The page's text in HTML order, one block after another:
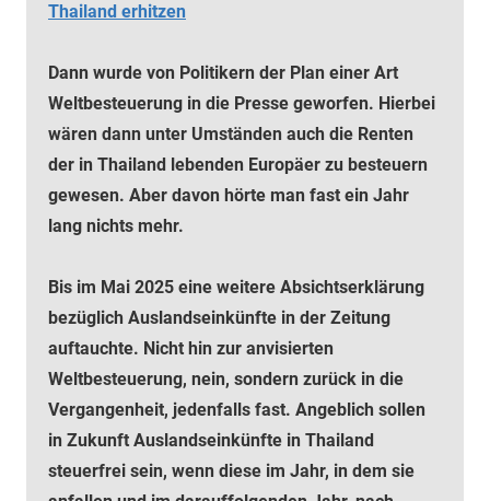
Thailand erhitzen
Dann wurde von Politikern der Plan einer Art
Weltbesteuerung in die Presse geworfen. Hierbei
wären dann unter Umständen auch die Renten
der in Thailand lebenden Europäer zu besteuern
gewesen. Aber davon hörte man fast ein Jahr
lang nichts mehr.
Bis im Mai 2025 eine weitere Absichtserklärung
bezüglich Auslandseinkünfte in der Zeitung
auftauchte. Nicht hin zur anvisierten
Weltbesteuerung, nein, sondern zurück in die
Vergangenheit, jedenfalls fast. Angeblich sollen
in Zukunft Auslandseinkünfte in Thailand
steuerfrei sein, wenn diese im Jahr, in dem sie